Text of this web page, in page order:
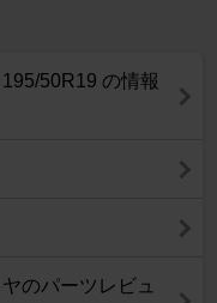
50R19 の情報
のパーツレビュ